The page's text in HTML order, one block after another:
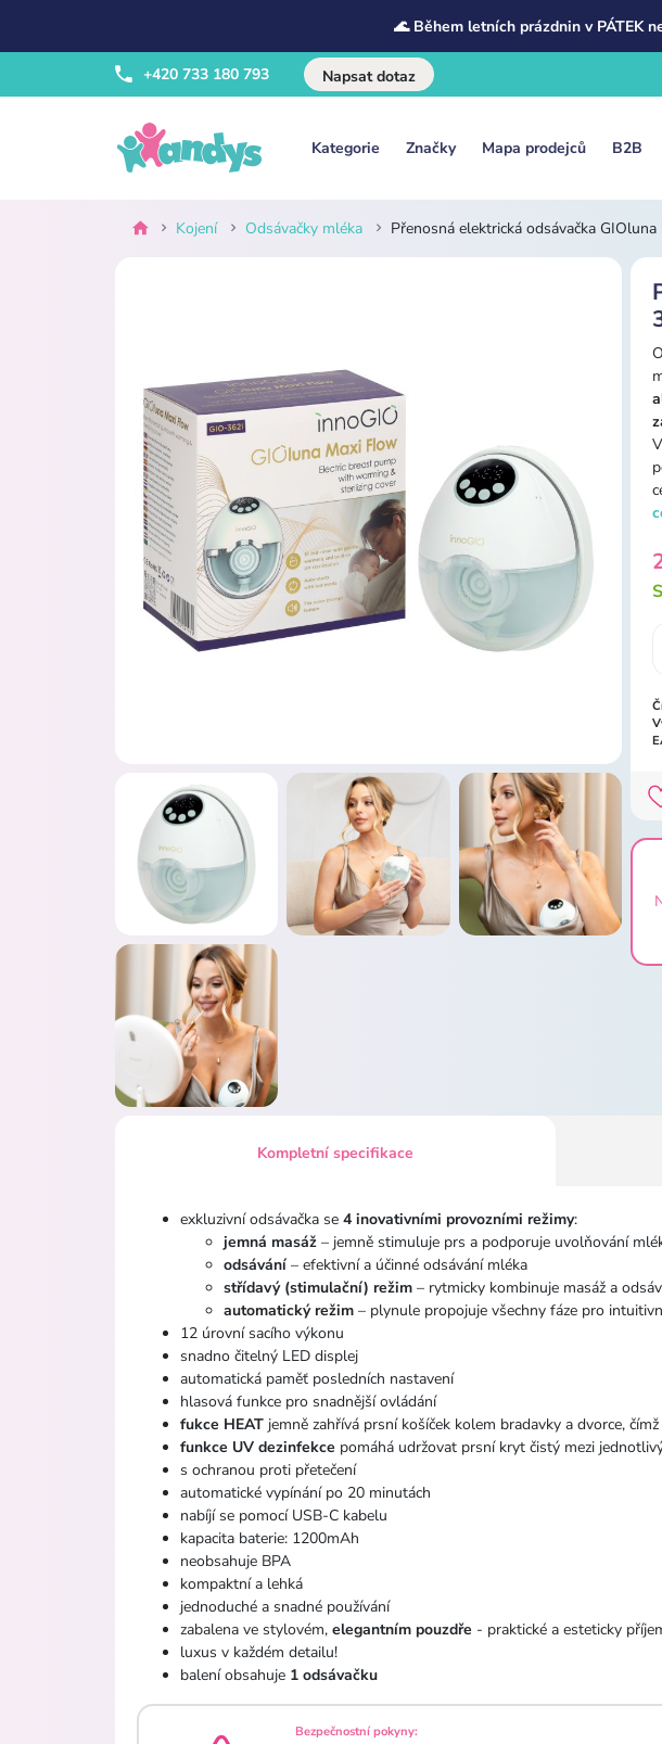
🌊 Během letních prázdnin v PÁTEK
+420 733 180 793 Napsat dotaz
Kategorie Značky Mapa prodejců B2B
Kojení Odsávačky mléka Přenosná elektrická odsávačka
Kompletní specifikace
exkluzivní odsávačka se 4 inovativními provozními režimy:
jemná masáž – jemně stimuluje prs a podporuje uvolňování
odsávání – efektivní a účinné odsávání mléka
střídavý (stimulační) režim – rytmicky kombinuje masáž a
automatický režim – plynule propojuje všechny fáze pro
12 úrovní sacího výkonu
snadno čitelný LED displej
automatická paměť posledních nastavení
hlasová funkce pro snadnější ovládání
fukce HEAT jemně zahřívá prsní košíček kolem bradavky a dvorce,
funkce UV dezinfekce pomáhá udržovat prsní kryt čistý mezi
s ochranou proti přetečení
automatické vypínání po 20 minutách
nabíjí se pomocí USB-C kabelu
kapacita baterie: 1200mAh
neobsahuje BPA
kompaktní a lehká
jednoduché a snadné používání
zabalena ve stylovém, elegantním pouzdře - praktické a esteticky
luxus v každém detailu!
balení obsahuje 1 odsávačku
Bezpečnostní pokyny: